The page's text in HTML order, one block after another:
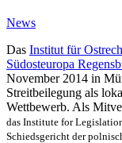
News
Das Institut für
Südosteuropa
November 2014 in
Streitbeilegung als
Wettbewerb. Als
das Institute for
Schiedsgericht der